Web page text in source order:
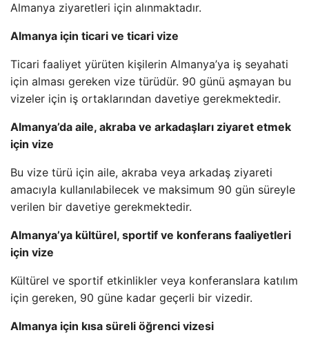
Almanya ziyaretleri için alınmaktadır.
Almanya için ticari ve ticari vize
Ticari faaliyet yürüten kişilerin Almanya’ya iş seyahati
için alması gereken vize türüdür. 90 günü aşmayan bu
vizeler için iş ortaklarından davetiye gerekmektedir.
Almanya’da aile, akraba ve arkadaşları ziyaret etmek
için vize
Bu vize türü için aile, akraba veya arkadaş ziyareti
amacıyla kullanılabilecek ve maksimum 90 gün süreyle
verilen bir davetiye gerekmektedir.
Almanya’ya kültürel, sportif ve konferans faaliyetleri
için vize
Kültürel ve sportif etkinlikler veya konferanslara katılım
için gereken, 90 güne kadar geçerli bir vizedir.
Almanya için kısa süreli öğrenci vizesi